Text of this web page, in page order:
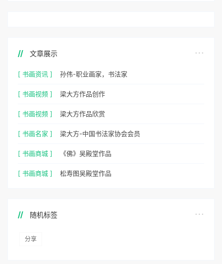
文章展示
[ 书画资讯 ] 孙伟-职业画家，书法家
[ 书画视频 ] 梁大方作品创作
[ 书画视频 ] 梁大方作品欣赏
[ 书画名家 ] 梁大方-中国书法家协会会员
[ 书画商城 ] 《佛》吴殿堂作品
[ 书画商城 ] 松寿图吴殿堂作品
随机标签
分享